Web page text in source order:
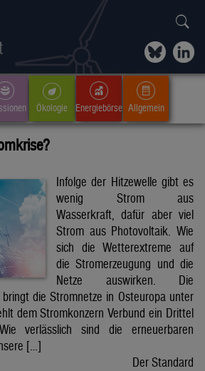
Ökologie Energiebörse Allgemein
Infolge der Hitzewelle gibt es
wenig Strom aus
Wasserkraft, dafür aber viel
Strom aus Photovoltaik. Wie
sich die Wetterextreme auf
die Stromerzeugung und die
Netze auswirken. Die
die Stromnetze in Osteuropa unter
dem Stromkonzern Verbund ein Drittel
verlässlich sind die erneuerbaren
[…]
Der Standard